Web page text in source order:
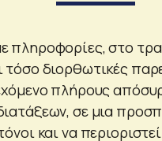
πληροφορίες, στο
τόσο διορθωτικές
πλήρους
σε μια
και να